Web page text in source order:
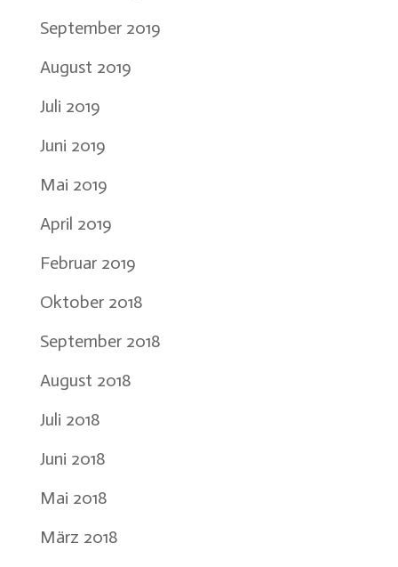
September 2019
August 2019
Juli 2019
Juni 2019
Mai 2019
April 2019
Februar 2019
Oktober 2018
September 2018
August 2018
Juli 2018
Juni 2018
Mai 2018
März 2018